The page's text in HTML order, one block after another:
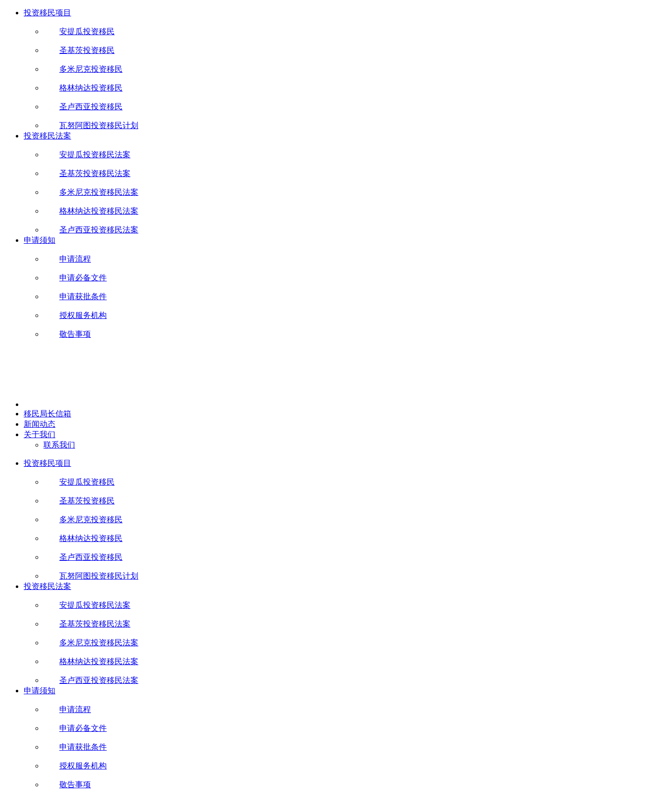
投资移民项目
安提瓜投资移民
圣基茨投资移民
多米尼克投资移民
格林纳达投资移民
圣卢西亚投资移民
瓦努阿图投资移民计划
投资移民法案
安提瓜投资移民法案
圣基茨投资移民法案
多米尼克投资移民法案
格林纳达投资移民法案
圣卢西亚投资移民法案
申请须知
申请流程
申请必备文件
申请获批条件
授权服务机构
敬告事项
移民局长信箱
新闻动态
关于我们
联系我们
投资移民项目
安提瓜投资移民
圣基茨投资移民
多米尼克投资移民
格林纳达投资移民
圣卢西亚投资移民
瓦努阿图投资移民计划
投资移民法案
安提瓜投资移民法案
圣基茨投资移民法案
多米尼克投资移民法案
格林纳达投资移民法案
圣卢西亚投资移民法案
申请须知
申请流程
申请必备文件
申请获批条件
授权服务机构
敬告事项